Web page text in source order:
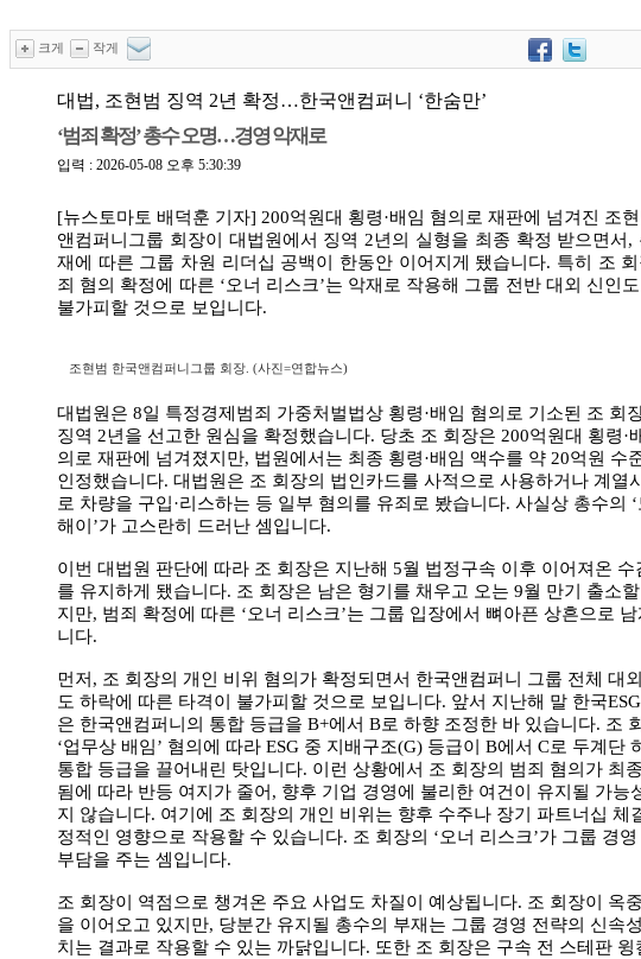
크게 작게
대법, 조현범 징역 2년 확정…한국앤컴퍼니 ‘한숨만’
‘범죄 확정’ 총수 오명…경영 악재로
입력 : 2026-05-08 오후 5:30:39
[뉴스토마토 배덕훈 기자] 200억원대 횡령·배임 혐의로 재판에 넘겨진 조
앤컴퍼니그룹 회장이 대법원에서 징역 2년의 실형을 최종 확정 받으면서 ,
재에 따른 그룹 차원 리더십 공백이 한동안 이어지게 됐습니다. 특히 조
죄 혐의 확정에 따른 ‘오너 리스크’는 악재로 작용해 그룹 전반 대외 신인도
불가피할 것으로 보입니다.
조현범 한국앤컴퍼니그룹 회장. (사진=연합뉴스)
대법원은 8일 특정경제범죄 가중처벌법상 횡령·배임 혐의로 기소된 조 회
징역 2년을 선고한 원심을 확정했습니다. 당초 조 회장은 200억원대 횡령·
의로 재판에 넘겨졌지만, 법원에서는 최종 횡령·배임 액수를 약 20억원 수
인정했습니다. 대법원은 조 회장의 법인카드를 사적으로 사용하거나 계열
로 차량을 구입·리스하는 등 일부 혐의를 유죄로 봤습니다. 사실상 총수의 ‘
해이 ’가 고스란히 드러난 셈입니다.
이번 대법원 판단에 따라 조 회장은 지난해 5월 법정구속 이후 이어져온 수
를 유지하게 됐습니다. 조 회장은 남은 형기를 채우고 오는 9월 만기 출소할
지만, 범죄 확정에 따른 ‘오너 리스크’는 그룹 입장에서 뼈아픈 상흔으로 남
니다.
먼저 , 조 회장의 개인 비위 혐의가 확정되면서 한국앤컴퍼니 그룹 전체 대외
도 하락에 따른 타격이 불가피할 것으로 보입니다. 앞서 지난해 말 한국ESG
은 한국앤컴퍼니의 통합 등급을 B+에서 B로 하향 조정한 바 있습니다. 조
‘업무상 배임’ 혐의에 따라 ESG 중 지배구조(G) 등급이 B에서 C로 두계단
통합 등급을 끌어내린 탓입니다. 이런 상황에서 조 회장의 범죄 혐의가 최
됨에 따라 반등 여지가 줄어 , 향후 기업 경영에 불리한 여건이 유지될 가능
지 않습니다. 여기에 조 회장의 개인 비위는 향후 수주나 장기 파트너십 체
정적인 영향으로 작용할 수 있습니다. 조 회장의 ‘오너 리스크’가 그룹 경영
부담을 주는 셈입니다.
조 회장이 역점으로 챙겨온 주요 사업도 차질이 예상됩니다. 조 회장이 옥
을 이어오고 있지만, 당분간 유지될 총수의 부재는 그룹 경영 전략의 신속
치는 결과로 작용할 수 있는 까닭입니다. 또한 조 회장은 구속 전 스테판 윙